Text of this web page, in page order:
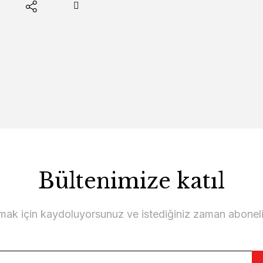
Bültenimize katıl
için kaydoluyorsunuz ve istediğiniz zaman